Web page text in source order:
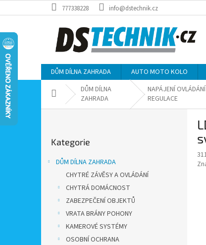
na
777338228 info@dstechnik.cz
DŮM DÍLNA ZAHRADA AUTO MOTO KOLO
Domů DŮM DÍLNA
ZAHRADA
NAPÁJENÍ OVLÁDÁNÍ
REGULACE
kategorie
Kategorie
DŮM DÍLNA ZAHRADA
CHYTRÉ ZÁVĚSY A OVLÁDÁNÍ
CHYTRÁ DOMÁCNOST
ZABEZPEČENÍ OBJEKTŮ
VRATA BRÁNY POHONY
KAMEROVÉ SYSTÉMY
OSOBNÍ OCHRANA